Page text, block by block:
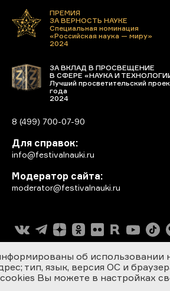
ПРЕМИЯ
ЗА ВЕРНОСТЬ НАУКЕ
Специальная номинация
«Российская наука — миру»
2024
ЗА ВКЛАД В ПРОСВЕЩЕНИЕ
В СФЕРЕ «НАУКА И
Лучший просветительский
года
2024
8 (499) 700-07-90
Для справок:
info@festivalnauki.ru
Модератор сайта:
moderator@festivalnauki.ru
об использовании
тип, язык, версия ОС и
Вы можете в настройках